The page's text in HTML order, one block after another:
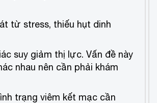
từ stress, thiếu hụt dinh
suy giảm thị lực. Vấn đề này
nhau nên cần phải khám
trạng viêm kết mạc cần